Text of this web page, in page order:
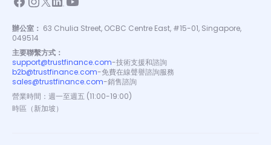
辦公室： 63 Chulia Street, OCBC Centre East, #15-01, Singapore,
049514
主要聯繫方式：
support@trustfinance.com-技術支援和諮詢
b2b@trustfinance.com-免費在線聲譽諮詢服務
sales@trustfinance.com-銷售諮詢
營業時間：週一至週五 (11:00-19:00)
時區（新加坡）